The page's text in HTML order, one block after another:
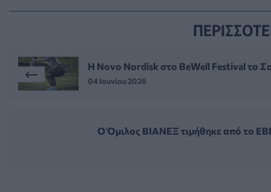
Η Novo Nordisk στο BeWell Festival το
04 Ιουνίου 2026
Ο Όμιλος ΒΙΑΝΕΞ τιμήθηκε από το